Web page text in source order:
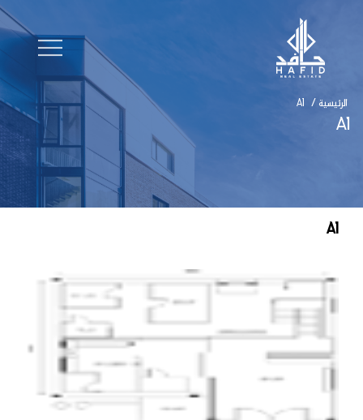
الرئيسية /
A1
A1
A1